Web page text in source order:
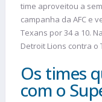
time aproveitou a
campanha da AFC e
Texans por 34 a 10.
Detroit Lions contra o
Os times
com o